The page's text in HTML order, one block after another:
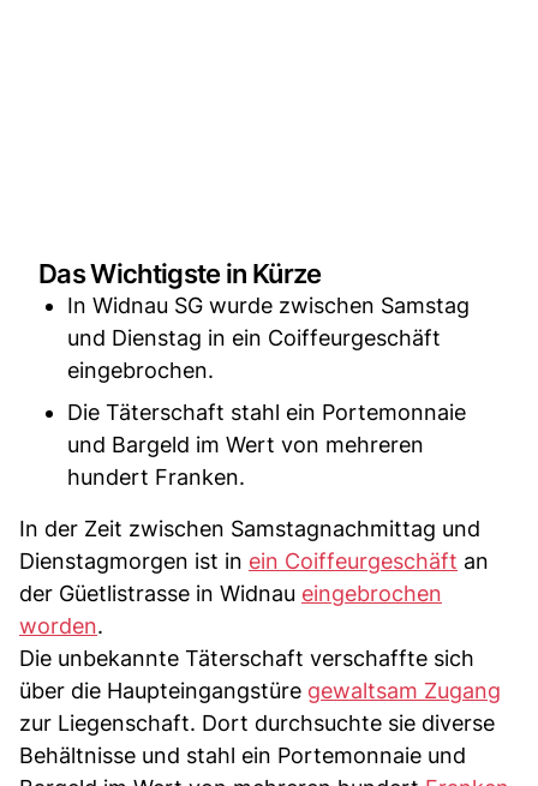
Das Wichtigste in Kürze
In Widnau SG wurde zwischen Samstag
und Dienstag in ein Coiffeurgeschäft
eingebrochen.
Die Täterschaft stahl ein Portemonnaie
und Bargeld im Wert von mehreren
hundert Franken.
In der Zeit zwischen Samstagnachmittag und
Dienstagmorgen ist in ein Coiffeurgeschäft an
der Güetlistrasse in Widnau eingebrochen
worden.
Die unbekannte Täterschaft verschaffte sich
über die Haupteingangstüre gewaltsam Zugang
zur Liegenschaft. Dort durchsuchte sie diverse
Behältnisse und stahl ein Portemonnaie und